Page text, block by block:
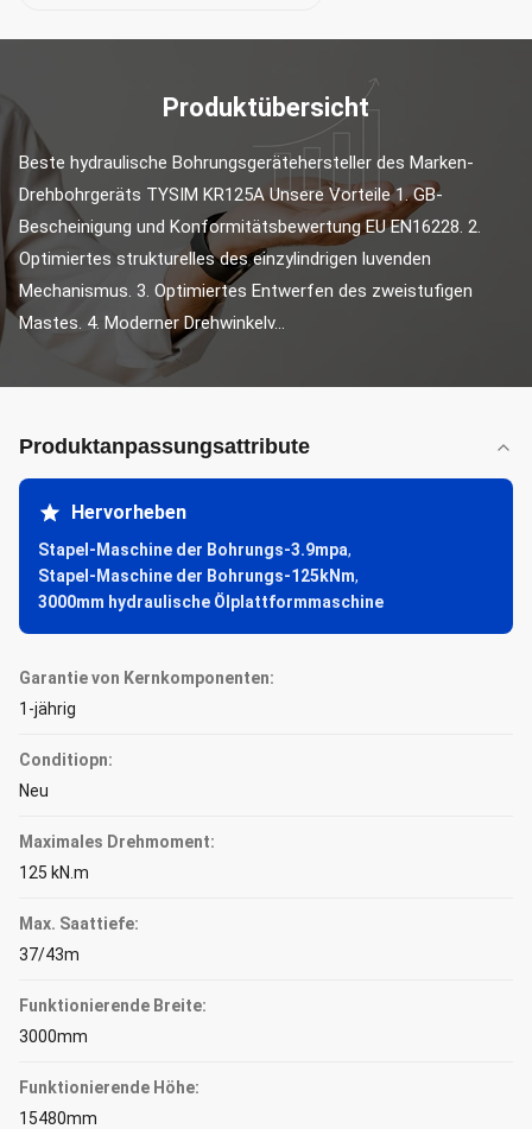
Produktübersicht
Beste hydraulische Bohrungsgerätehersteller des Marken-
Drehbohrgeräts TYSIM KR125A Unsere Vorteile 1. GB-
Bescheinigung und Konformitätsbewertung EU EN16228. 2.
Optimiertes strukturelles des einzylindrigen luvenden
Mechanismus. 3. Optimiertes Entwerfen des zweistufigen
Mastes. 4. Moderner Drehwinkelv...
Produktanpassungsattribute
Hervorheben
Stapel-Maschine der Bohrungs-3.9mpa,
Stapel-Maschine der Bohrungs-125kNm,
3000mm hydraulische Ölplattformmaschine
Garantie von Kernkomponenten:
1-jährig
Conditiopn:
Neu
Maximales Drehmoment:
125 kN.m
Max. Saattiefe:
37/43m
Funktionierende Breite:
3000mm
Funktionierende Höhe:
15480mm